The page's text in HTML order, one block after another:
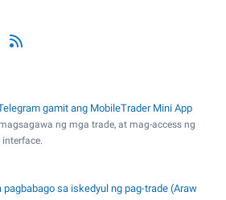
gamit ang MobileTrader Mini App
ng mga trade, at mag-access ng
pagbabago sa iskedyul ng pag-trade (Araw